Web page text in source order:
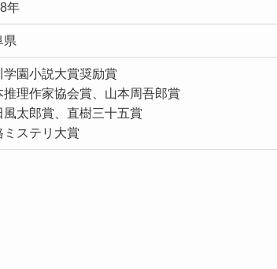
年
県
学園小説大賞奨励賞
推理作家協会賞、山本周吾郎賞
風太郎賞、直樹三十五賞
ミステリ大賞